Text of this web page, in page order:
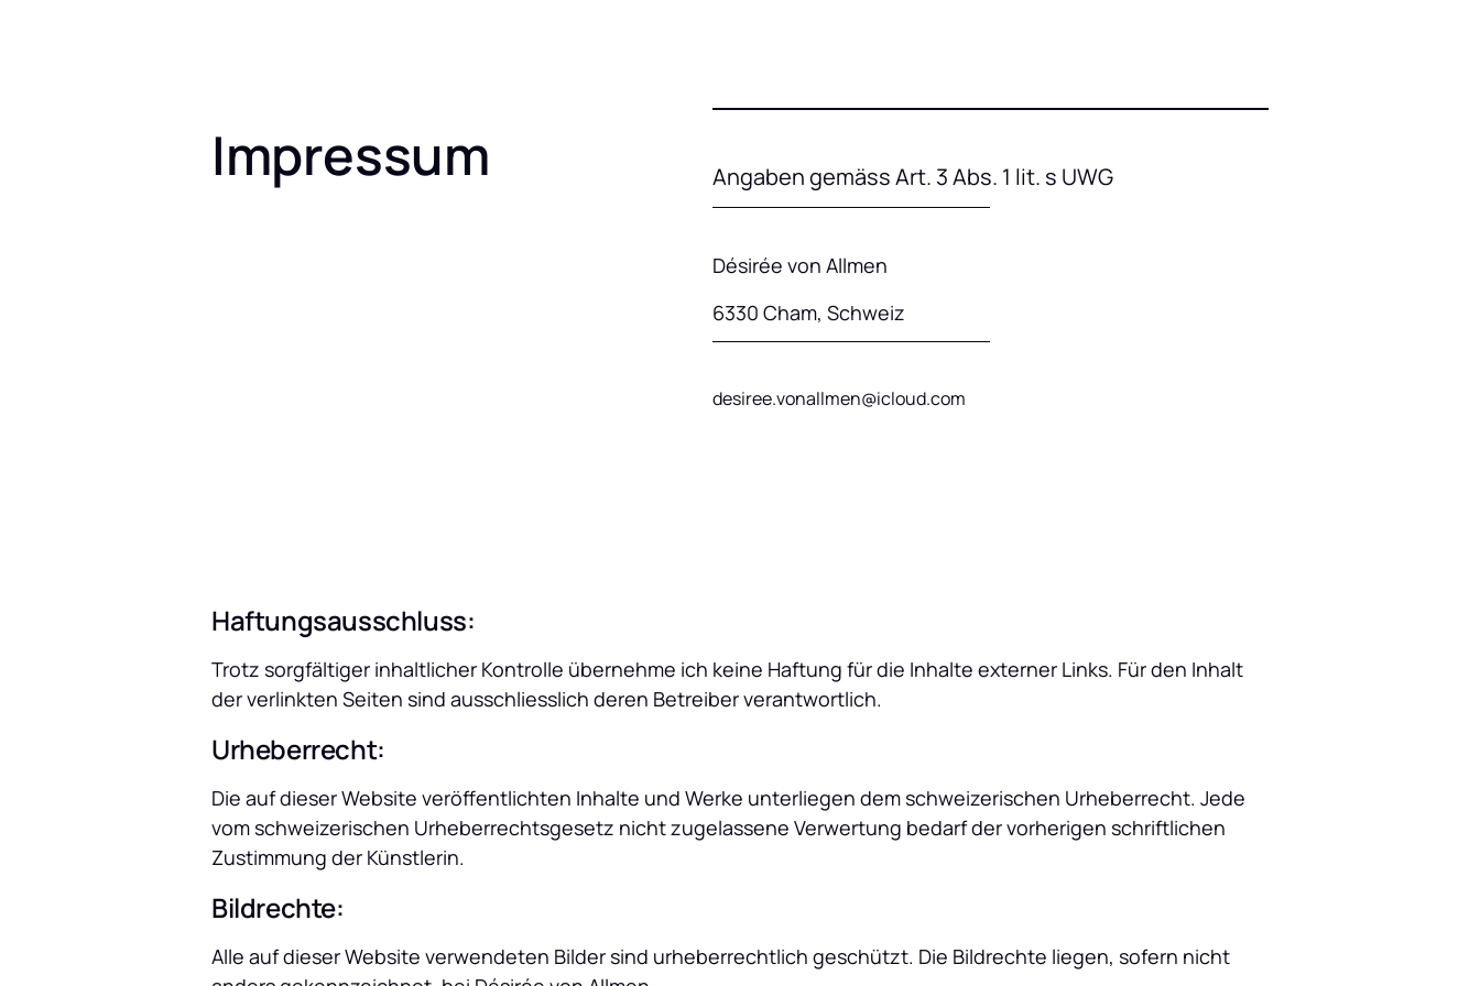
Impressum Angaben gemäss Art. 3 Abs. 1 lit. s UWG
Désirée von Allmen
6330 Cham, Schweiz
desiree.vonallmen@icloud.com
Haftungsausschluss:
Trotz sorgfältiger inhaltlicher Kontrolle übernehme ich keine Haftung für die Inhalte externer Links. Für den Inhalt
der verlinkten Seiten sind ausschliesslich deren Betreiber verantwortlich.
Urheberrecht:
Die auf dieser Website veröffentlichten Inhalte und Werke unterliegen dem schweizerischen Urheberrecht. Jede
vom schweizerischen Urheberrechtsgesetz nicht zugelassene Verwertung bedarf der vorherigen schriftlichen
Zustimmung der Künstlerin.
Bildrechte:
Alle auf dieser Website verwendeten Bilder sind urheberrechtlich geschützt. Die Bildrechte liegen, sofern nicht